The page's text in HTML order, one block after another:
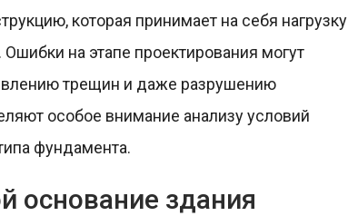
которая принимает на себя нагрузку
Ошибки на этапе проектирования могут
трещин и даже разрушению
особое внимание анализу условий
фундамента.
основание здания